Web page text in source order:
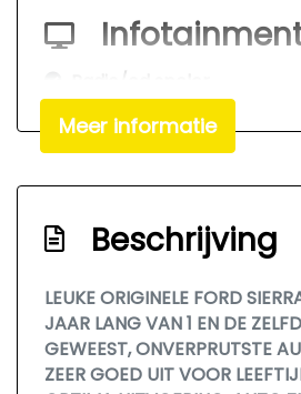
Meer informatie
Beschrijving
LEUKE ORIGINELE FORD
JAAR LANG VAN 1 EN DE
GEWEEST, ONVERPRUTSTE
ZEER GOED UIT VOOR